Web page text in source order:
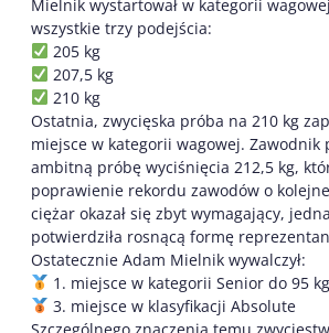
Mielnik wystartował w kategorii
wszystkie trzy podejścia:
205 kg
207,5 kg
210 kg
Ostatnia, zwycięska próba na 210 kg
miejsce w kategorii wagowej. Zawodnik
ambitną próbę wyciśnięcia 212,5 kg,
poprawienie rekordu zawodów o
ciężar okazał się zbyt wymagający,
potwierdziła rosnącą formę
Ostatecznie Adam Mielnik wywalczył:
1. miejsce w kategorii Senior do 95 kg
3. miejsce w klasyfikacji Absolute